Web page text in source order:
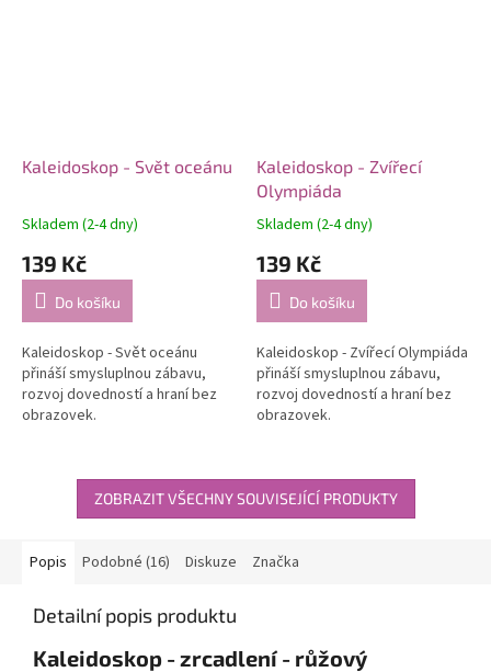
Kaleidoskop - Svět oceánu
Skladem (2-4 dny)
139 Kč
Do košíku
Kaleidoskop - Svět oceánu
přináší smysluplnou zábavu,
rozvoj dovedností a hraní bez
obrazovek.
Kaleidoskop - Zvířecí
Olympiáda
Skladem (2-4 dny)
139 Kč
Do košíku
Kaleidoskop - Zvířecí Olympiáda
přináší smysluplnou zábavu,
rozvoj dovedností a hraní bez
obrazovek.
ZOBRAZIT VŠECHNY SOUVISEJÍCÍ PRODUKTY
Popis Podobné (16) Diskuze Značka
Detailní popis produktu
Kaleidoskop - zrcadlení - růžový